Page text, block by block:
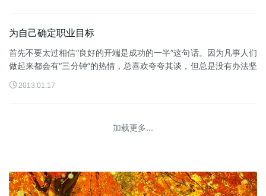
为自己确定职业目标
首先不要太过相信“良好的开端是成功的一半”这句话。因为凡事人们
做起来都会有“三分钟”的热情，总喜欢夸夸其谈，但总是没有办法坚
持下来，所以，你因该有一个长...
 2013.01.17
加载更多...